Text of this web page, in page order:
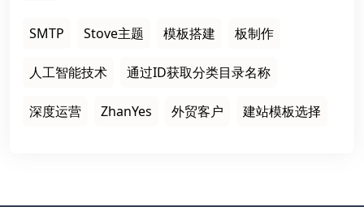
SMTP Stove主题 模板搭建 板制作
人工智能技术 通过ID获取分类目录名称
深度运营 ZhanYes 外贸客户 建站模板选择